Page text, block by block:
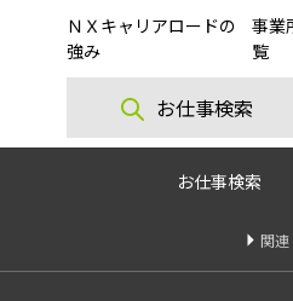
ＮＸキャリアロードの
強み
事業
覧
お仕事検索
無料送迎バスあり🚌「長期は不安
お仕事検索
関